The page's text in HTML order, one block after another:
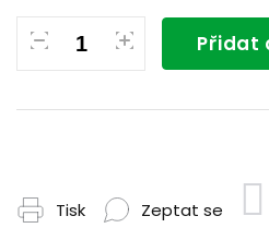
Přidat
Tisk Zeptat se